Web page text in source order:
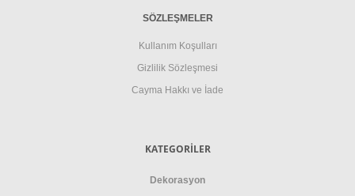
SÖZLEŞMELER
Kullanım Koşulları
Gizlilik Sözleşmesi
Cayma Hakkı ve İade
KATEGORİLER
Dekorasyon